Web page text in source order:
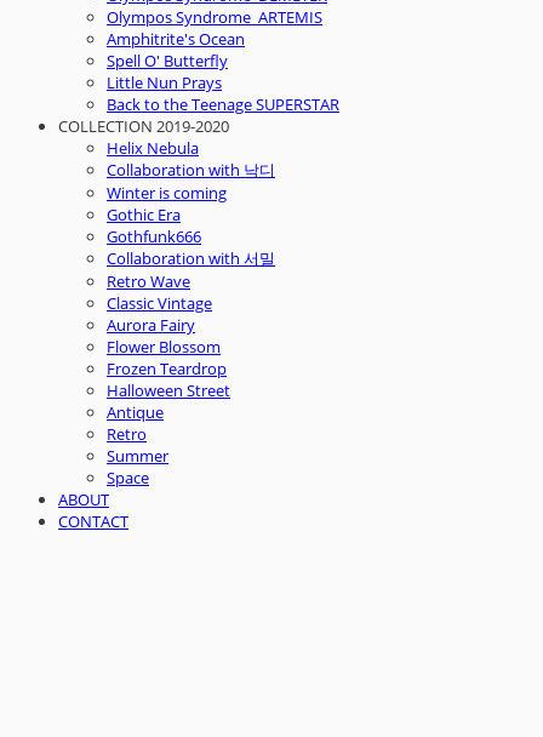
Olympos Syndrome_ARTEMIS
Amphitrite's Ocean
Spell O' Butterfly
Little Nun Prays
Back to the Teenage SUPERSTAR
COLLECTION 2019-2020
Helix Nebula
Collaboration with 낙디
Winter is coming
Gothic Era
Gothfunk666
Collaboration with 서밀
Retro Wave
Classic Vintage
Aurora Fairy
Flower Blossom
Frozen Teardrop
Halloween Street
Antique
Retro
Summer
Space
ABOUT
CONTACT